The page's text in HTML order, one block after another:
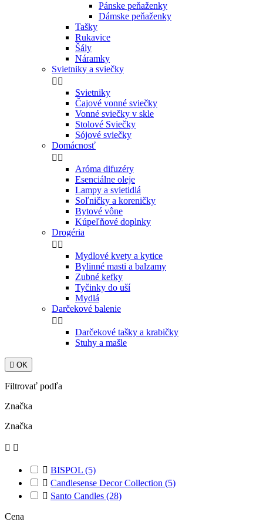
Pánske peňaženky
Dámske peňaženky
Tašky
Rukavice
Šály
Náramky
Svietniky a sviečky
 
Svietniky
Čajové vonné sviečky
Vonné sviečky v skle
Stolové Sviečky
Sójové sviečky
Domácnosť
 
Aróma difuzéry
Esenciálne oleje
Lampy a svietidlá
Soľničky a koreničky
Bytové vône
Kúpeľňové doplnky
Drogéria
 
Mydlové kvety a kytice
Bylinné masti a balzamy
Zubné kefky
Tyčinky do uší
Mydlá
Darčekové balenie
 
Darčekové tašky a krabičky
Stuhy a mašle
 OK
Filtrovať podľa
Značka
Značka
 
 BISPOL (5)
 Candlesense Decor Collection (5)
 Santo Candles (28)
Cena